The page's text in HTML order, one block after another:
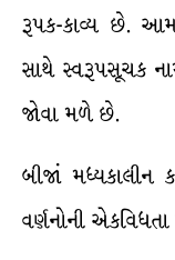
રૂપક-કાવ્ય છે. આમ
સાથે સ્વરૂપસૂચક
જોવા મળે છે.
બીજાં મધ્યકાલીન
વર્ણનોની